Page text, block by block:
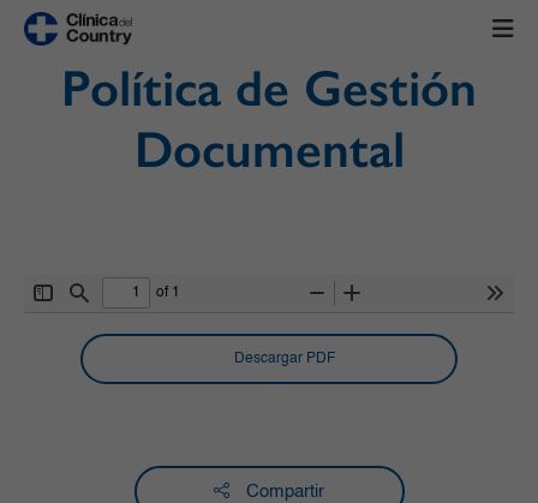
Política de Gestión
Documental
ToggleFind
of 1
Zoom
Descargar PDF
Compartir